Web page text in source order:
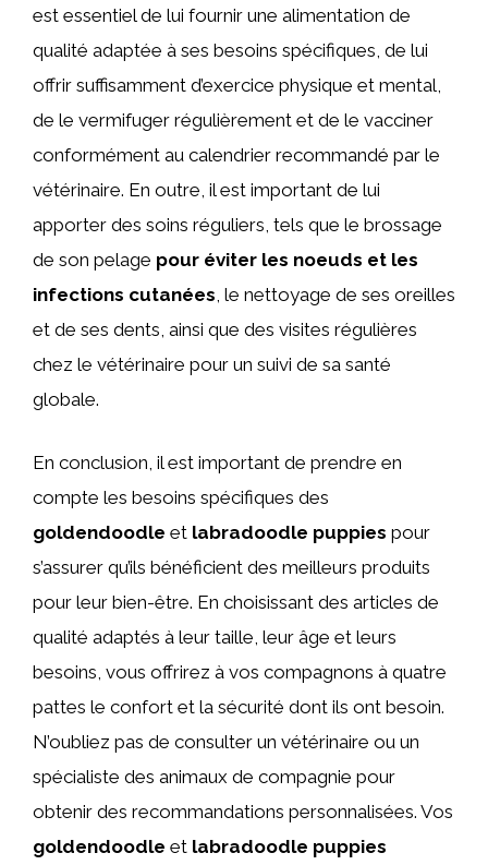
est essentiel de lui fournir une alimentation de
qualité adaptée à ses besoins spécifiques, de lui
offrir suffisamment d’exercice physique et mental,
de le vermifuger régulièrement et de le vacciner
conformément au calendrier recommandé par le
vétérinaire. En outre, il est important de lui
apporter des soins réguliers, tels que le brossage
de son pelage pour éviter les noeuds et les
infections cutanées, le nettoyage de ses oreilles
et de ses dents, ainsi que des visites régulières
chez le vétérinaire pour un suivi de sa santé
globale.
En conclusion, il est important de prendre en
compte les besoins spécifiques des
goldendoodle et labradoodle puppies pour
s’assurer qu’ils bénéficient des meilleurs produits
pour leur bien-être. En choisissant des articles de
qualité adaptés à leur taille, leur âge et leurs
besoins, vous offrirez à vos compagnons à quatre
pattes le confort et la sécurité dont ils ont besoin.
N’oubliez pas de consulter un vétérinaire ou un
spécialiste des animaux de compagnie pour
obtenir des recommandations personnalisées. Vos
goldendoodle et labradoodle puppies